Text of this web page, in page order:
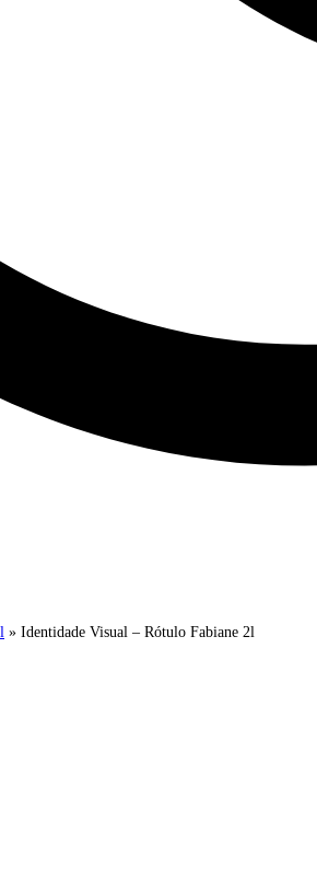
» Identidade Visual – Rótulo Fabiane 2l